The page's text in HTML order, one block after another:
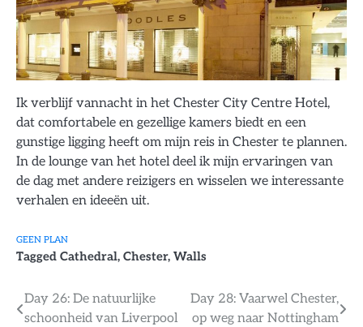
Ik verblijf vannacht in het Chester City Centre Hotel,
dat comfortabele en gezellige kamers biedt en een
gunstige ligging heeft om mijn reis in Chester te plannen.
In de lounge van het hotel deel ik mijn ervaringen van
de dag met andere reizigers en wisselen we interessante
verhalen en ideeën uit.
GEEN PLAN
Tagged Cathedral, Chester, Walls
Bericht
Day 26: De natuurlijke
schoonheid van Liverpool
Day 28: Vaarwel Chester,
op weg naar Nottingham